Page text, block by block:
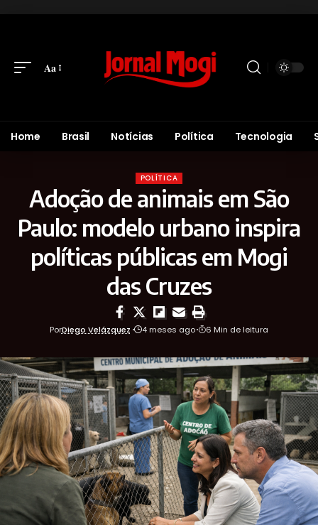
Aa
Home Brasil Notícias Política Tecnologia
POLÍTICA
Adoção de animais em São
Paulo: modelo urbano inspira
políticas públicas em Mogi
das Cruzes
PorDiego Velázquez 4 meses ago 6 Min de leitura